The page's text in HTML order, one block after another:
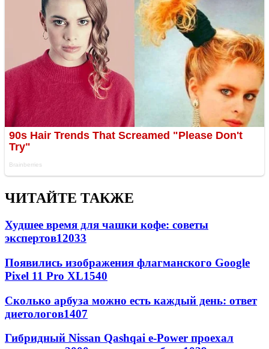
ЧИТАЙТЕ ТАКЖЕ
Худшее время для чашки кофе: советы
экспертов12033
Появились изображения флагманского Google
Pixel 11 Pro XL1540
Сколько арбуза можно есть каждый день: ответ
диетологов1407
Гибридный Nissan Qashqai e-Power проехал